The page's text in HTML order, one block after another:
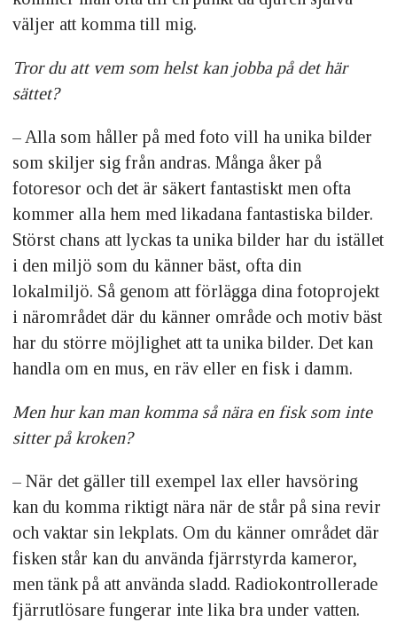
väljer att komma till mig.
Tror du att vem som helst kan jobba på det här
sättet?
– Alla som håller på med foto vill ha unika bilder
som skiljer sig från andras. Många åker på
fotoresor och det är säkert fantastiskt men ofta
kommer alla hem med likadana fantastiska bilder.
Störst chans att lyckas ta unika bilder har du istället
i den miljö som du känner bäst, ofta din
lokalmiljö. Så genom att förlägga dina fotoprojekt
i närområdet där du känner område och motiv bäst
har du större möjlighet att ta unika bilder. Det kan
handla om en mus, en räv eller en fisk i damm.
Men hur kan man komma så nära en fisk som inte
sitter på kroken?
– När det gäller till exempel lax eller havsöring
kan du komma riktigt nära när de står på sina revir
och vaktar sin lekplats. Om du känner området där
fisken står kan du använda fjärrstyrda kameror,
men tänk på att använda sladd. Radiokontrollerade
fjärrutlösare fungerar inte lika bra under vatten.